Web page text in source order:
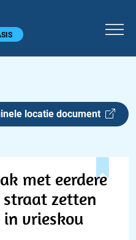
locatie document
met eerdere
straat zetten
in vrieskou